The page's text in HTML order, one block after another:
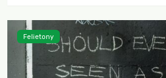
Felietony